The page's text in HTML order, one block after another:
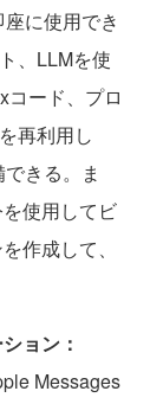
に使用でき
、LLMを使
ード、プロ
再利用し
きる。ま
使用してビ
作成して、
ョン：
Messages